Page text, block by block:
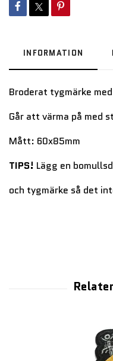
INFORMATION
Broderat tygmärke
Går att värma på med
Mått: 60x85mm
TIPS! Lägg en
och tygmärke så det